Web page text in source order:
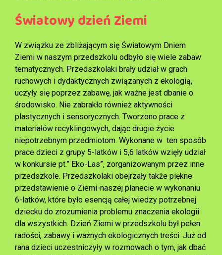
Światowy dzień Ziemi
W związku ze zbliżającym się Światowym Dniem
Ziemi w naszym przedszkolu odbyło się wiele zabaw
tematycznych. Przedszkolaki brały udział w grach
ruchowych i dydaktycznych związanych z ekologią,
uczyły się poprzez zabawę, jak ważne jest dbanie o
środowisko. Nie zabrakło również aktywności
plastycznych i sensorycznych. Tworzono prace z
materiałów recyklingowych, dając drugie życie
niepotrzebnym przedmiotom. Wykonane w ten sposób
prace dzieci z grupy 5-latków i 5,6 latków wzięły udział
w konkursie pt.” Eko-Las”, zorganizowanym przez inne
przedszkole. Przedszkolaki obejrzały także piękne
przedstawienie o Ziemi-naszej planecie w wykonaniu
6-latków, które było esencją całej wiedzy potrzebnej
dziecku do zrozumienia problemu znaczenia ekologii
dla wszystkich. Dzień Ziemi w przedszkolu był pełen
radości, zabawy i ważnych ekologicznych treści. Już od
rana dzieci uczestniczyły w rozmowach o tym, jak dbać